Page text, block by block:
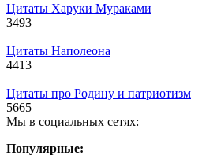
Цитаты Харуки Мураками
3493
Цитаты Наполеона
4413
Цитаты про Родину и патриотизм
5665
Мы в социальных сетях:
Популярные: